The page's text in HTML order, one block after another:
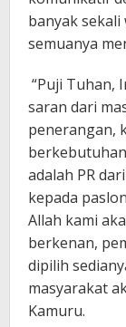
banyak
semuanya
“Puji Tuhan,
saran dari
penerangan,
adalah PR
kepada
Allah kami
berkenan,
dipilih
masyarakat
Kamuru.